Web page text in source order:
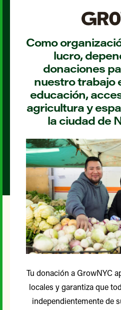
Como
lucro,
donaciones
nuestro trabajo
educación,
agricultura y
la ciudad de
Tu donación a GrowNYC
locales y garantiza que
independientemente de